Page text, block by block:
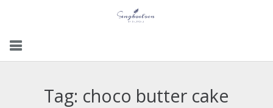
Tag: choco butter cake